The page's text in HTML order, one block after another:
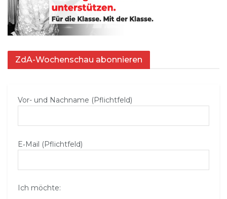
ZdA-Wochenschau abonnieren
Vor- und Nachname (Pflichtfeld)
E‑Mail (Pflichtfeld)
Ich möchte: